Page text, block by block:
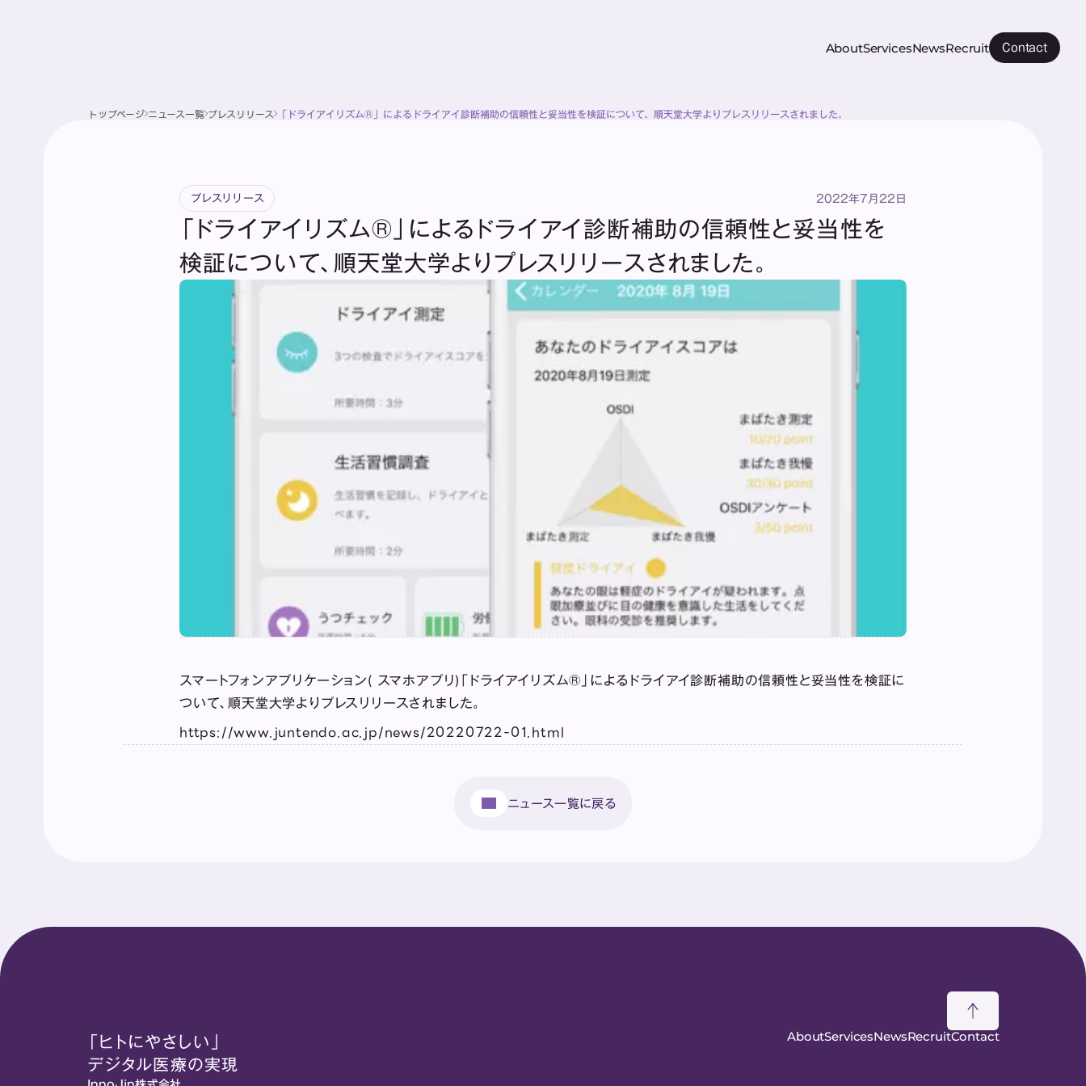
AboutServicesNewsRecruit Contact
トップページ ニュース一覧 プレスリリース 「ドライアイリズム®」によるドライアイ診断補助の信頼性と妥当性を検証について、順天堂大学よりプレスリリースされました。
プレスリリース 2022年7月22日
「ドライアイリズム®」によるドライアイ診断補助の信頼性と妥当性を
検証について、順天堂大学よりプレスリリースされました。
スマートフォンアプリケーション( スマホアプリ)「ドライアイリズム®」によるドライアイ診断補助の信頼性と妥当性を検証に
ついて、順天堂大学よりプレスリリースされました。
https://www.juntendo.ac.jp/news/20220722-01.html
ニュース一覧に戻る
「ヒトにやさしい」
デジタル医療の実現
AboutServicesNewsRecruitContact